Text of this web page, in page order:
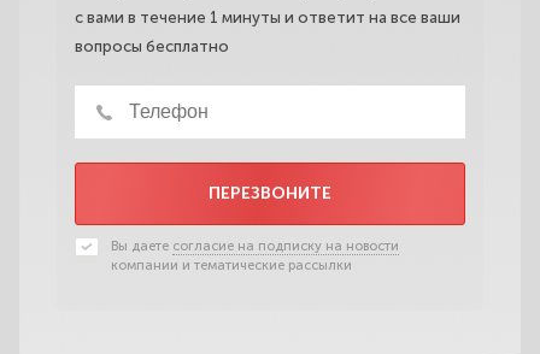
с вами в течение 1 минуты и ответит на все ваши
вопросы бесплатно
ПЕРЕЗВОНИТЕ
Вы даете согласие на подписку на новости
компании и тематические рассылки